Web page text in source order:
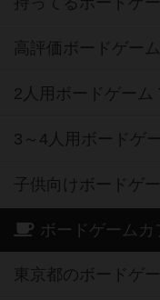
高評価ボードゲー
2人用ボードゲーム
3～4人用ボードゲ
子供向けボードゲ
ボードゲームカ
東京都のボードゲ